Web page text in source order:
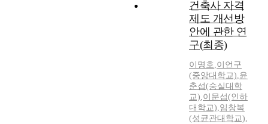
건축사 자격
제도 개선방
안에 관한 연
구(최종)
이명호,이언구
(중앙대학교),윤
춘섭(숭실대학
교),이문섭(인하
대학교),임창복
(성균관대학교),